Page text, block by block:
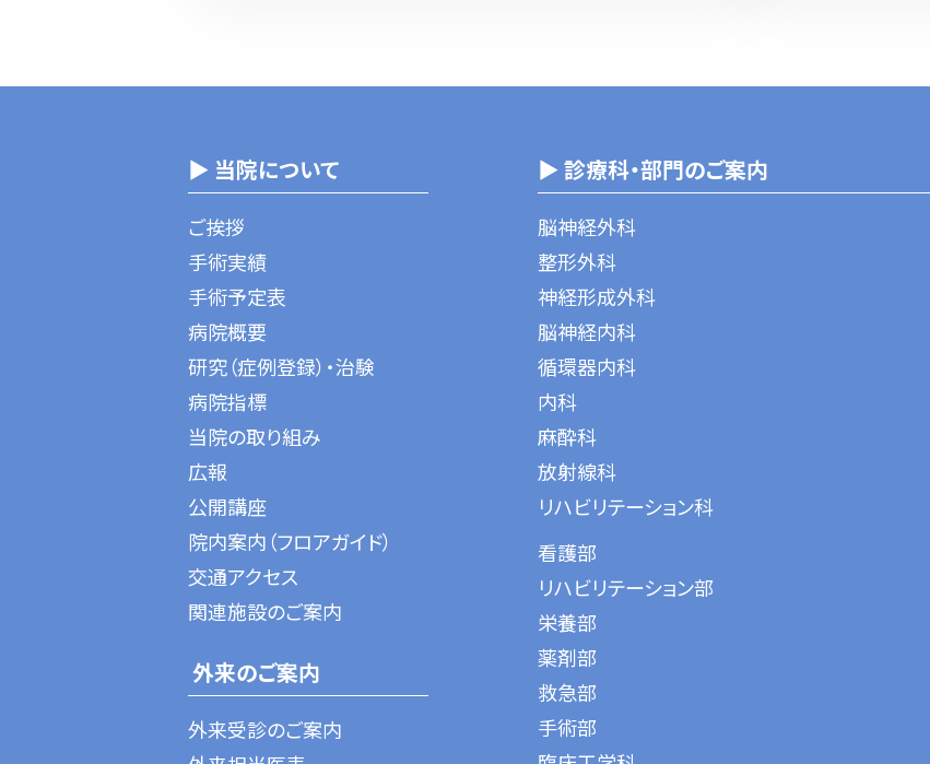
▶ 当院について
ご挨拶
手術実績
手術予定表
病院概要
研究（症例登録）・治験
病院指標
当院の取り組み
広報
公開講座
院内案内（フロアガイド）
交通アクセス
関連施設のご案内
外来のご案内
外来受診のご案内
▶ 診療科・部門のご案内
脳神経外科
整形外科
神経形成外科
脳神経内科
循環器内科
内科
麻酔科
放射線科
リハビリテーション科
看護部
リハビリテーション部
栄養部
薬剤部
救急部
手術部